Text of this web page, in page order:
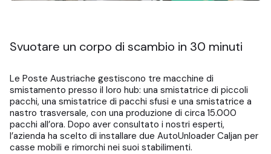
Svuotare un corpo di scambio in 30 minuti
Le Poste Austriache gestiscono tre macchine di
smistamento presso il loro hub: una smistatrice di piccoli
pacchi, una smistatrice di pacchi sfusi e una smistatrice a
nastro trasversale, con una produzione di circa 15.000
pacchi all’ora. Dopo aver consultato i nostri esperti,
l’azienda ha scelto di installare due AutoUnloader Caljan per
casse mobili e rimorchi nei suoi stabilimenti.